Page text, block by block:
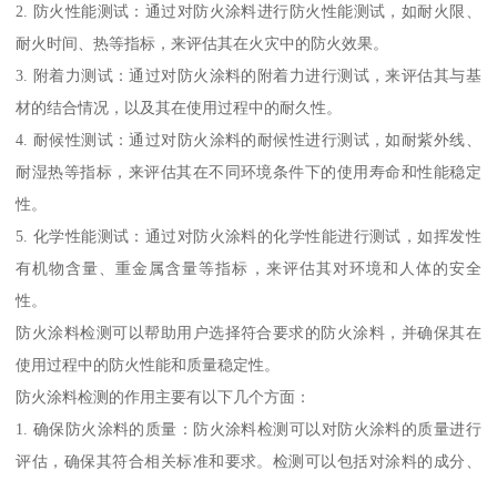
2. 防火性能测试：通过对防火涂料进行防火性能测试，如耐火限、
耐火时间、热等指标，来评估其在火灾中的防火效果。
3. 附着力测试：通过对防火涂料的附着力进行测试，来评估其与基
材的结合情况，以及其在使用过程中的耐久性。
4. 耐候性测试：通过对防火涂料的耐候性进行测试，如耐紫外线、
耐湿热等指标，来评估其在不同环境条件下的使用寿命和性能稳定
性。
5. 化学性能测试：通过对防火涂料的化学性能进行测试，如挥发性
有机物含量、重金属含量等指标，来评估其对环境和人体的安全
性。
防火涂料检测可以帮助用户选择符合要求的防火涂料，并确保其在
使用过程中的防火性能和质量稳定性。
防火涂料检测的作用主要有以下几个方面：
1. 确保防火涂料的质量：防火涂料检测可以对防火涂料的质量进行
评估，确保其符合相关标准和要求。检测可以包括对涂料的成分、